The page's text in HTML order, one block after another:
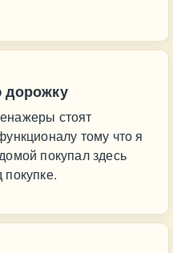
дорожку
стоят
тому что я
покупал здесь